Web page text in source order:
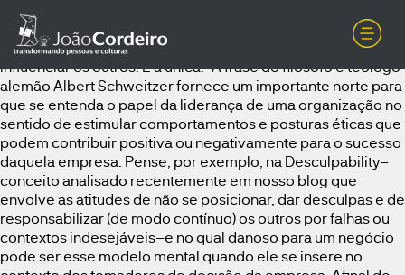
A Desculpability na liderança: como evitar esse modelo
mental e inspirar sua equipe a entregar resultados
excepcionais?"Dar o exemplo não é a melhor maneira de
influenciar os outros. É a única." A frase do filósofo e teólogo
alemão Albert Schweitzer fornece um importante norte para
que se entenda o papel da liderança de uma organização no
sentido de estimular comportamentos e posturas éticas que
podem contribuir positiva ou negativamente para o sucesso
daquela empresa. Pense, por exemplo, na Desculpability–
conceito analisado recentemente em nosso blog que
envolve as atitudes de não se posicionar, dar desculpas e de
responsabilizar (de modo contínuo) os outros por falhas ou
contextos indesejáveis–e no qual danoso para um negócio
pode ser esse modelo mental quando ele se insere no